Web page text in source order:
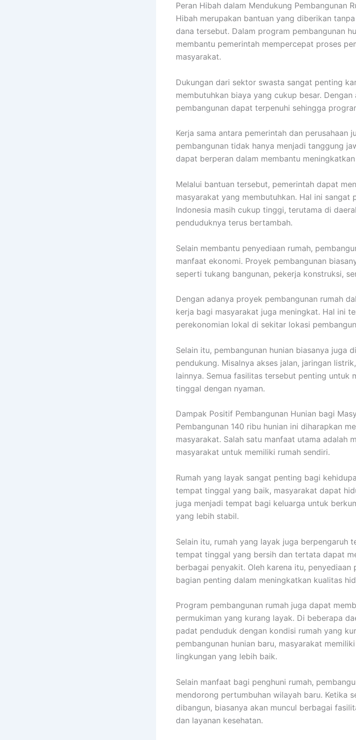
Peran Hibah dalam Mendukung Pembangunan
Hibah merupakan bantuan yang diberikan
dana tersebut. Dalam program pembangunan
membantu pemerintah mempercepat proses
masyarakat.
Dukungan dari sektor swasta sangat penting
membutuhkan biaya yang cukup besar.
pembangunan dapat terpenuhi sehingga
Kerja sama antara pemerintah dan perusahaan
pembangunan tidak hanya menjadi tanggung
dapat berperan dalam membantu
Melalui bantuan tersebut, pemerintah dapat
masyarakat yang membutuhkan. Hal ini sangat
Indonesia masih cukup tinggi, terutama di
penduduknya terus bertambah.
Selain membantu penyediaan rumah,
manfaat ekonomi. Proyek pembangunan
seperti tukang bangunan, pekerja konstruksi,
Dengan adanya proyek pembangunan rumah
kerja bagi masyarakat juga meningkat. Hal ini
perekonomian lokal di sekitar lokasi
Selain itu, pembangunan hunian biasanya juga
pendukung. Misalnya akses jalan, jaringan
lainnya. Semua fasilitas tersebut penting untuk
tinggal dengan nyaman.
Dampak Positif Pembangunan Hunian bagi
Pembangunan 140 ribu hunian ini diharapkan
masyarakat. Salah satu manfaat utama adalah
masyarakat untuk memiliki rumah sendiri.
Rumah yang layak sangat penting bagi
tempat tinggal yang baik, masyarakat dapat
juga menjadi tempat bagi keluarga untuk
yang lebih stabil.
Selain itu, rumah yang layak juga berpengaruh
tempat tinggal yang bersih dan tertata dapat
berbagai penyakit. Oleh karena itu, penyediaan
bagian penting dalam meningkatkan kualitas
Program pembangunan rumah juga dapat
permukiman yang kurang layak. Di beberapa
padat penduduk dengan kondisi rumah yang
pembangunan hunian baru, masyarakat
lingkungan yang lebih baik.
Selain manfaat bagi penghuni rumah,
mendorong pertumbuhan wilayah baru. Ketika
dibangun, biasanya akan muncul berbagai
dan layanan kesehatan.